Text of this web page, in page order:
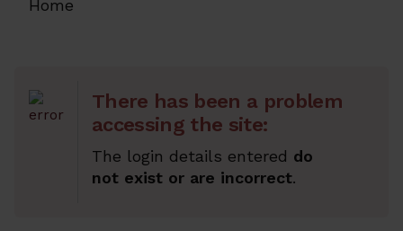
Home
There has been a problem
accessing the site:
The login details entered do
not exist or are incorrect.